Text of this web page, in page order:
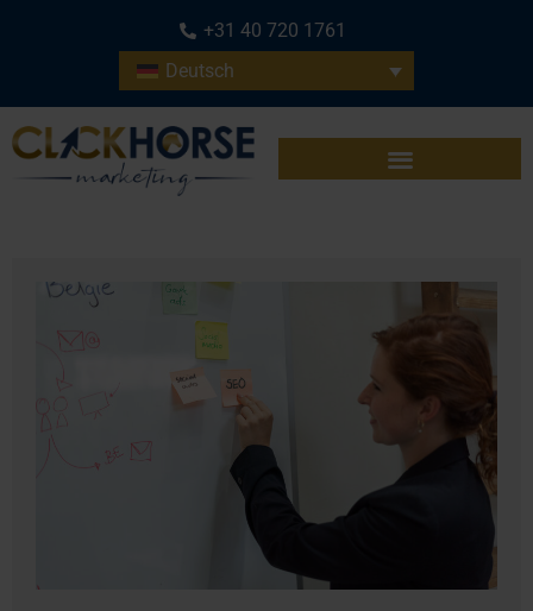
+31 40 720 1761
Deutsch